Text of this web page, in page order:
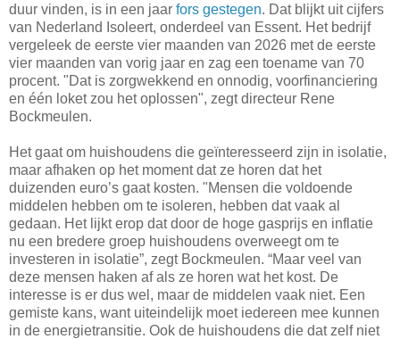
duur vinden, is in een jaar fors gestegen. Dat blijkt uit cijfers
van Nederland Isoleert, onderdeel van Essent. Het bedrijf
vergeleek de eerste vier maanden van 2026 met de eerste
vier maanden van vorig jaar en zag een toename van 70
procent. "Dat is zorgwekkend en onnodig, voorfinanciering
en één loket zou het oplossen", zegt directeur Rene
Bockmeulen.
Het gaat om huishoudens die geïnteresseerd zijn in isolatie,
maar afhaken op het moment dat ze horen dat het
duizenden euro’s gaat kosten. "Mensen die voldoende
middelen hebben om te isoleren, hebben dat vaak al
gedaan. Het lijkt erop dat door de hoge gasprijs en inflatie
nu een bredere groep huishoudens overweegt om te
investeren in isolatie”, zegt Bockmeulen. “Maar veel van
deze mensen haken af als ze horen wat het kost. De
interesse is er dus wel, maar de middelen vaak niet. Een
gemiste kans, want uiteindelijk moet iedereen mee kunnen
in de energietransitie. Ook de huishoudens die dat zelf niet